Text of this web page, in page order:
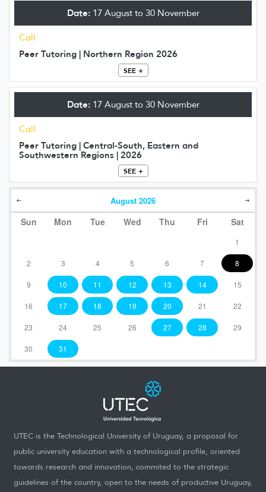
Date:17 August to 30 November
Call
Peer Tutoring | Northern Region 2026
SEE +
Date:17 August to 30 November
Call
Peer Tutoring | Central-South, Eastern and
Southwestern Regions | 2026
SEE +
August 2026
Sun Mon Tue Wed Thu Fri Sat
1
2 3 4 5 6 7 8
9 10 11 12 13 14 15
16 17 18 19 20 21 22
23 24 25 26 27 28 29
30 31
UTEC is the Technological University of Uruguay, a proposal for
public university education with a technological profile, oriented
towards research and innovation, commited to the strategic
guidelines of the country, open to the needs of productive Uruguay,